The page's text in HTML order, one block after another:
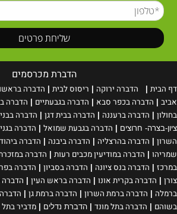
הדברת מכרסמים
דף הבית | הדברה ירוקה | ריסוס לבית | הדברה
אביב | הדברה בכפר סבא | הדברה בגבעתיים | הדברה
בחולון | הדברה ברעננה | הדברה בבית דגן | הדברה
ציון-בצרה- חרוצים | הדברה בגבעת שמואל | הדברה
השרון | הדברה בהרצליה | הדברה ביבנה | הדברה ביהוד
שמריהו | הדברה במודיעין מכבים רעות | הדברה
במרכז | הדברה בנס ציונה | הדברה בסביון | הדברה
צורן | הדברה בקרית אונו | הדברה בראש העין | הדברה
ברמלה | הדברה ברמת השרון | הדברה ברמת גן |
בשוהם | הדברה בתל מונד | הדברת נדלים | מדביר